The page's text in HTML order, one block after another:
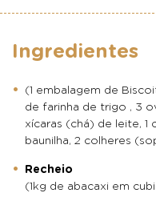
Ingredientes
(1 embalagem de
de farinha de trigo , 3
xícaras (chá) de leite, 1
baunilha, 2 colheres
Recheio
(1kg de abacaxi em